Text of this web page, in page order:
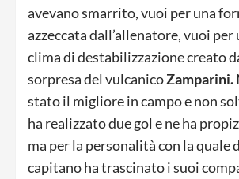
avevano smarrito, vuoi per una
azzeccata dall’allenatore, vuoi per
clima di destabilizzazione creato
sorpresa del vulcanicoZamparini.
stato il migliore in campo e non
ha realizzato due gol e ne ha
ma per la personalità con la quale
capitano ha trascinato i suoi